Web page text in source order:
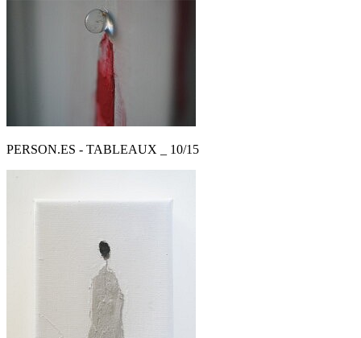
PERSON.ES - TABLEAUX _ 10/15